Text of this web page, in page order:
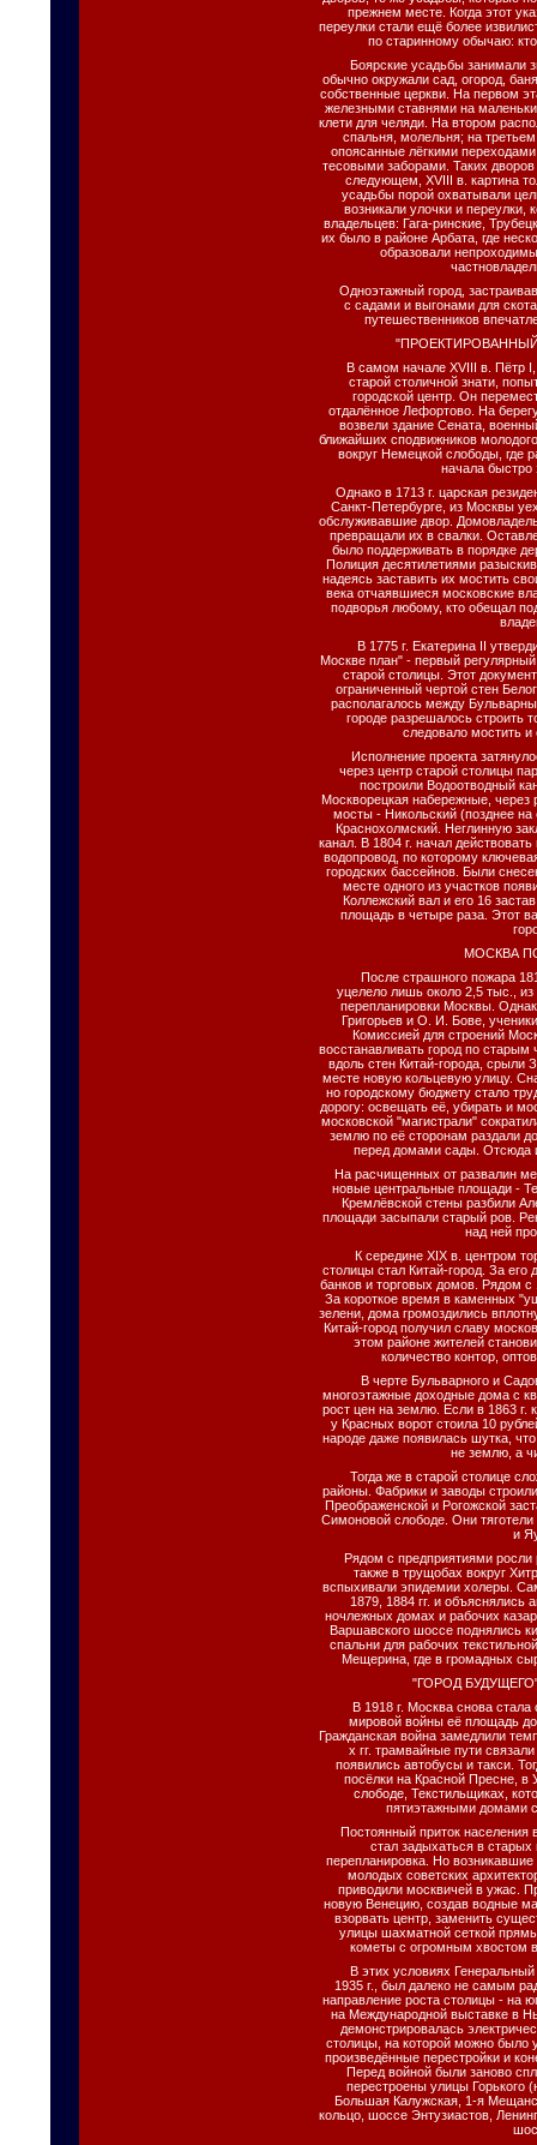
прежнем месте. Когда этот
переулки стали ещё более
по старинному обычаю:
Боярские усадьбы занимали
обычно окружали сад, огород,
собственные церкви. На первом
железными ставнями на
клети для челяди. На втором
спальня, молельня; на
опоясанные лёгкими
тесовыми заборами. Таких
следующем, XVIII в. картина
усадьбы порой охватывали
возникали улочки и
владельцев: Гага-ринские,
их было в районе Арбата, где
образовали
Одноэтажный город,
с садами и выгонами для
путешественников
В самом начале XVIII в. Пётр
старой столичной знати,
городской центр. Он
отдалённое Лефортово. На
возвели здание Сената,
ближайших сподвижников
вокруг Немецкой слободы, где
начала быстро
Однако в 1713 г. царская
Санкт-Петербурге, из Москвы
обслуживавшие двор.
превращали их в свалки.
было поддерживать в порядке
Полиция десятилетиями
надеясь заставить их мостить
века отчаявшиеся московские
подворья любому, кто обещал
В 1775 г. Екатерина II
Москве план" - первый регулярный
старой столицы. Этот
ограниченный чертой стен
располагалось между
городе разрешалось строить
следовало мостить
Исполнение проектa
через центр старой столицы
построили Водоотводный
Москворецкая набережные, через
мосты - Никольский (позднее
Краснохолмский. Неглинную
канал. В 1804 г. начал
водопровод, по которому
городских бассейнов. Были
месте одного из участков
Коллежский вал и его 16
площадь в четыре раза. Этот
МОСКВА
После страшного пожара
уцелело лишь около 2,5 тыс.,
перепланировки Москвы.
Григорьев и О. И. Бове,
Комиссией для строений
восстанавливать город по
вдоль стен Китай-города, срыли
месте новую кольцевую улицу.
но городскому бюджету стало
дорогу: освещать её, убирать и
московской "магистрали"
землю по её сторонам раздали
перед домами сады. Отсюда
На расчищенных от развалин
новые центральные площади -
Кремлёвской стены разбили
площади засыпали старый ров.
над ней
К середине XIX в. центром
столицы стал Китай-город. За
банков и торговых домов. Рядом
За короткое время в каменных
зелени, дома громоздились
Китай-город получил славу
этом районе жителей
количество контор,
В черте Бульварного и
многоэтажные доходные дома с
рост цен на землю. Если в 1863 г.
у Красных ворот стоила 10
народе даже появилась шутка,
не землю, а
Тогда же в старой столице
районы. Фабрики и заводы
Преображенской и Рогожской
Симоновой слободе. Они
и
Рядом с предприятиями
также в трущобах вокруг
вспыхивали эпидемии холеры.
1879, 1884 гг. и объяснялись
ночлежных домах и рабочих
Варшавского шоссе поднялись
спальни для рабочих
Мещерина, где в громадных
"ГОРОД
В 1918 г. Москва снова
мировой войны её площадь
Гражданская война замедлили
х гг. трамвайные пути
появились автобусы и такси.
посёлки на Красной Пресне, в
слободе, Текстильщиках,
пятиэтажными домами
Постоянный приток населения
стал задыхаться в старых
перепланировка. Но
молодых советских
приводили москвичей в ужас.
новую Венецию, создав водные
взорвать центр, заменить
улицы шахматной сеткой
кометы с огромным хвостом
В этих условиях
1935 г., был далеко не самым
направление роста столицы - на
на Международной выставке в
демонстрировалась
столицы, на которой можно было
произведённые перестройки и
Перед войной были заново
перестроены улицы
Большая Калужская, 1-я
кольцо, шоссе Энтузиастов,